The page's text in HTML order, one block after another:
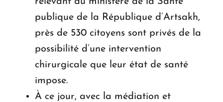
publique de la République d’Artsakh,
près de 530 citoyens sont privés de la
possibilité d’une intervention
chirurgicale que leur état de santé
impose.
À ce jour, avec la médiation et